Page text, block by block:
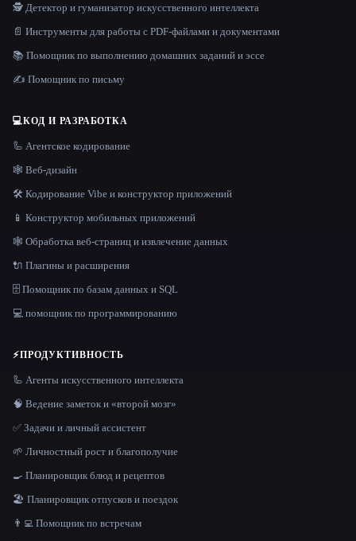
🕵️ Детектор и гуманизатор искусственного интеллекта
📄 Инструменты для работы с PDF-файлами и документами
📚 Помощник по выполнению домашних заданий и эссе
✍️ Помощник по письму
💻КОД И РАЗРАБОТКА
🦾 Агентское кодирование
🕸 Веб-дизайн
🛠️ Кодирование Vibe и конструктор приложений
📱 Конструктор мобильных приложений
🕸️ Обработка веб-страниц и извлечение данных
🔌 Плагины и расширения
🗄️ Помощник по базам данных и SQL
💻 помощник по программированию
⚡ПРОДУКТИВНОСТЬ
🦾 Агенты искусственного интеллекта
🧠 Ведение заметок и «второй мозг»
✅ Задачи и личный ассистент
🌱 Личностный рост и благополучие
🍳 Планировщик блюд и рецептов
🏖 Планировщик отпусков и поездок
👨‍💻 Помощник по встречам